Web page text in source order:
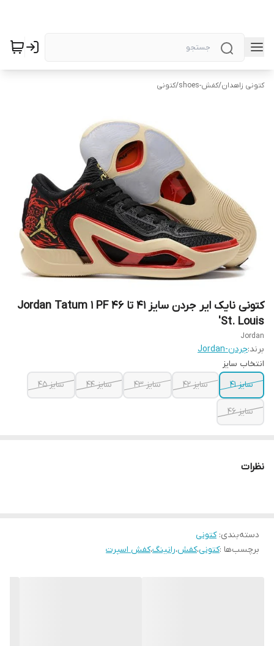
کتونی زاهدان/کفش-shoes /کتونی
کتونی نایک ایر جردن سایز ۴۱ تا ۴۶ Jordan Tatum 1 PF
'St. Louis
Jordan
برند:جردن-Jordan
انتخاب سایز
سایز ۴۱
سایز ۴۲ سایز ۴۳ سایز ۴۴ سایز ۴۵
سایز ۴۶
نظرات
دسته‌بندی:کتونی
برچسب‌ها :کتونی،کفش،رانینگ،کفش اسپرت